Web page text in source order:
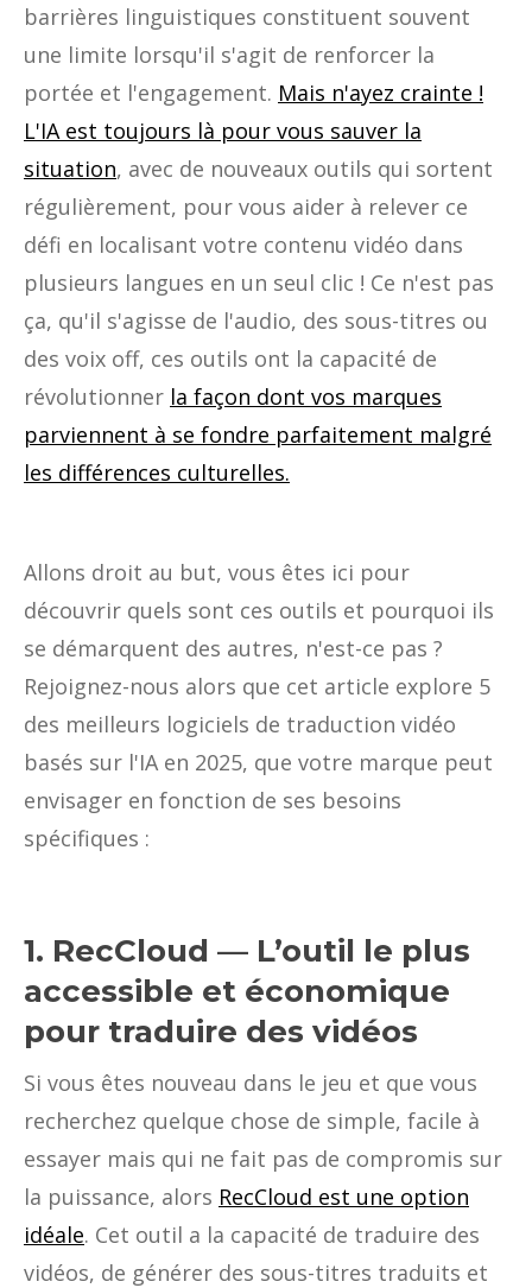
barrières linguistiques constituent souvent
une limite lorsqu'il s'agit de renforcer la
portée et l'engagement. Mais n'ayez crainte !
L'IA est toujours là pour vous sauver la
situation, avec de nouveaux outils qui sortent
régulièrement, pour vous aider à relever ce
défi en localisant votre contenu vidéo dans
plusieurs langues en un seul clic ! Ce n'est pas
ça, qu'il s'agisse de l'audio, des sous-titres ou
des voix off, ces outils ont la capacité de
révolutionner la façon dont vos marques
parviennent à se fondre parfaitement malgré
les différences culturelles.
Allons droit au but, vous êtes ici pour
découvrir quels sont ces outils et pourquoi ils
se démarquent des autres, n'est-ce pas ?
Rejoignez-nous alors que cet article explore 5
des meilleurs logiciels de traduction vidéo
basés sur l'IA en 2025, que votre marque peut
envisager en fonction de ses besoins
spécifiques :
1. RecCloud — L’outil le plus
accessible et économique
pour traduire des vidéos
Si vous êtes nouveau dans le jeu et que vous
recherchez quelque chose de simple, facile à
essayer mais qui ne fait pas de compromis sur
la puissance, alors RecCloud est une option
idéale. Cet outil a la capacité de traduire des
vidéos, de générer des sous-titres traduits et